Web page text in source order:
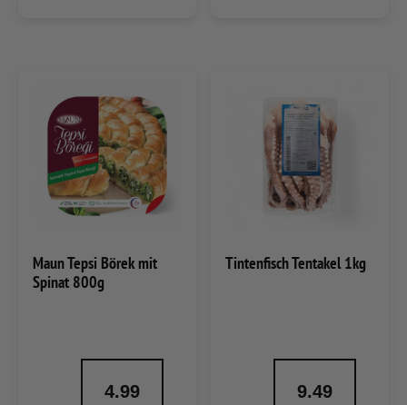
Maun Tepsi Börek mit
Spinat 800g
4.99
Tintenfisch Tentakel 1kg
9.49